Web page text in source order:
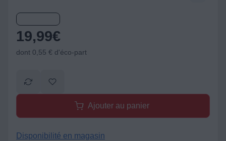
19,99€
dont 0,55 € d'éco-part
Ajouter au panier
Disponibilité en magasin